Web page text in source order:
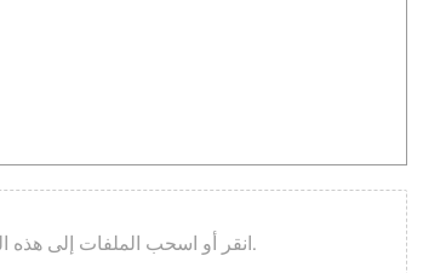
انقر أو اسحب الملفات إلى هذه المنطقة للتحميل.